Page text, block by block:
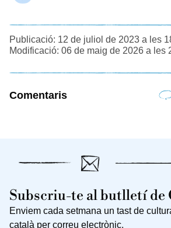
Publicació: 12 de juliol de 2023 a les
Modificació: 06 de maig de 2026 a les
Comentaris
Subscriu-te al butlletí de
Enviem cada setmana un tast de
català per correu electrònic.